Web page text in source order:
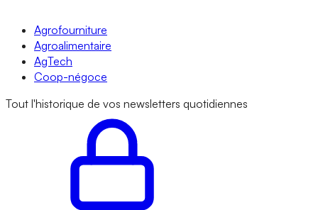
Agrofourniture
Agroalimentaire
AgTech
Coop-négoce
Tout l'historique de vos newsletters quotidiennes